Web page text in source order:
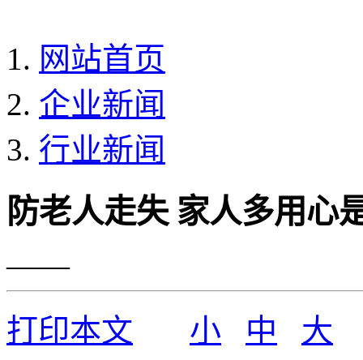
网站首页
企业新闻
行业新闻
防老人走失 家人多用心
——
打印本文
小 中
大